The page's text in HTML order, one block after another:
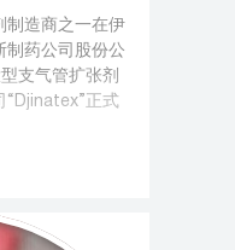
制造商之一在伊
制药公司股份公
支气管扩张剂
“Djinatex”正式